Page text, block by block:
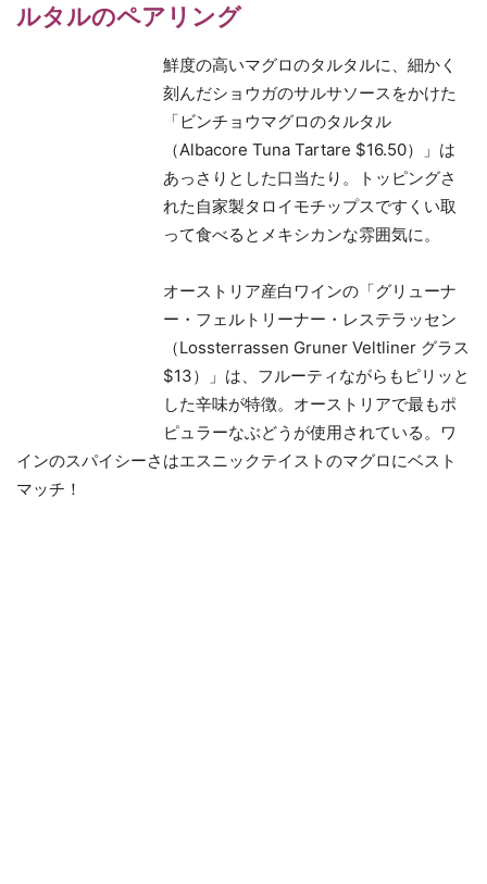
ルタルのペアリング
鮮度の高いマグロのタルタルに、細かく
刻んだショウガのサルサソースをかけた
「ビンチョウマグロのタルタル
（Albacore Tuna Tartare $16.50）」は
あっさりとした口当たり。トッピングさ
れた自家製タロイモチップスですくい取
って食べるとメキシカンな雰囲気に。
オーストリア産白ワインの「グリューナ
ー・フェルトリーナー・レステラッセン
（Lossterrassen Gruner Veltliner グラス
$13）」は、フルーティながらもピリッと
した辛味が特徴。オーストリアで最もポ
ピュラーなぶどうが使用されている。ワ
インのスパイシーさはエスニックテイストのマグロにベスト
マッチ！